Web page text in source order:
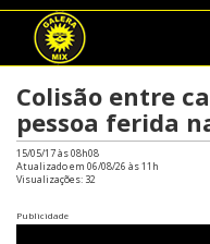
Colisão entre
pessoa ferida
15/05/17 às 08h08
Atualizado em 06/08/26 às 11h
Visualizações: 32
Publicidade